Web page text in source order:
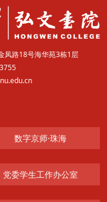
凤路18号海华苑3栋1层
数字京师·珠海
党委学生工作办公室